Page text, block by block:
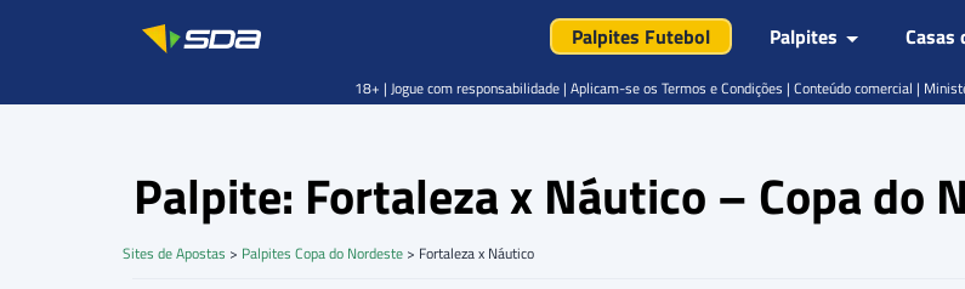
Palpites Futebol Palpites Casas
Palpite: Fortaleza x Náutico – Copa
Sites de Apostas > Palpites Copa do Nordeste > Fortaleza x Náutico
18+ | Jogue com responsabilidade | Aplicam-se os Termos e Condições | Conteúdo comercial |